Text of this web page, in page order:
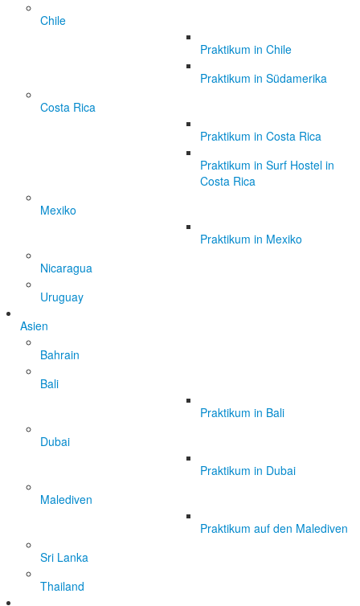
Chile
Praktikum in Chile
Praktikum in Südamerika
Costa Rica
Praktikum in Costa Rica
Praktikum in Surf Hostel in
Costa Rica
Mexiko
Praktikum in Mexiko
Nicaragua
Uruguay
Asien
Bahrain
Bali
Praktikum in Bali
Dubai
Praktikum in Dubai
Malediven
Praktikum auf den Malediven
Sri Lanka
Thailand